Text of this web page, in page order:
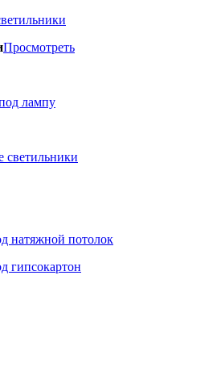
Просмотреть
лампу
светильники
натяжной потолок
гипсокартон